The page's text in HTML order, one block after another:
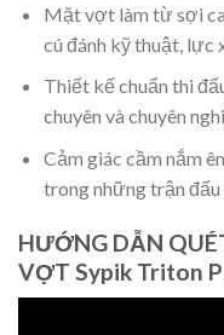
Mặt vợt làm từ sợi
cú đánh kỹ thuật, lực
Thiết kế chuẩn thi
chuyên và chuyên
Cảm giác cầm nắm
trong những trận đấu
HƯỚNG DẪN
VỢT Sypik Triton